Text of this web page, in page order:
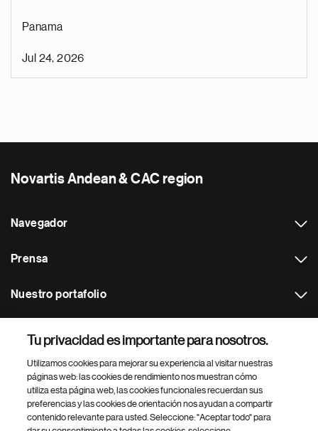
Panama
Jul 24, 2026
Novartis Andean & CAC region
Navegador
Prensa
Nuestro portafolio
Footer Site Search
Tu privacidad es importante para nosotros.
Utilizamos cookies para mejorar su experiencia al visitar nuestras
páginas web: las cookies de rendimiento nos muestran cómo
utiliza esta página web, las cookies funcionales recuerdan sus
preferencias y las cookies de orientación nos ayudan a compartir
contenido relevante para usted. Seleccione: "Aceptar todo" para